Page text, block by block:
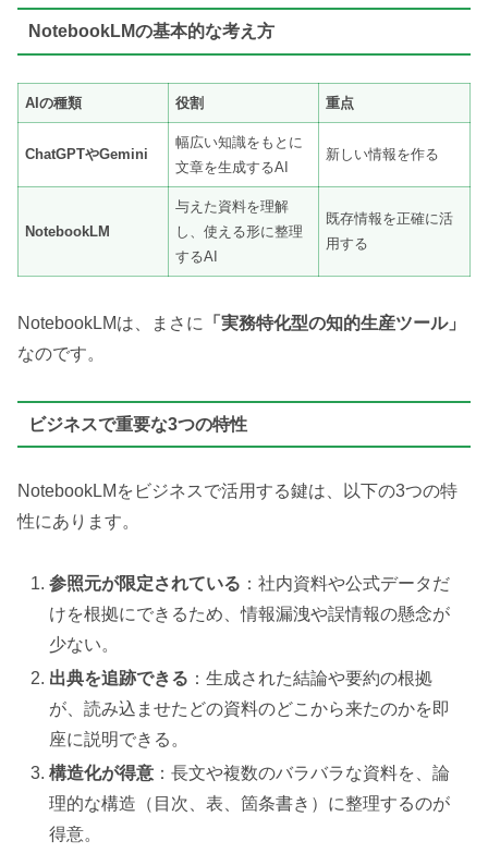
NotebookLMの基本的な考え方
AIの種類 役割 重点
ChatGPTやGemini
幅広い知識をもとに
文章を生成するAI
新しい情報を作る
NotebookLM
与えた資料を理解
し、使える形に整理
するAI
既存情報を正確に活
用する
NotebookLMは、まさに
「実務特化型の知的生産ツール」
なのです。
ビジネスで重要な3つの特性
NotebookLMをビジネスで活用する鍵は、以下の3つの特
性にあります。
参照元が限定されている ：社内資料や公式データだ
けを根拠にできるため、情報漏洩や誤情報の懸念が
少ない。
出典を追跡できる ：生成された結論や要約の根拠
が、読み込ませたどの資料のどこから来たのかを即
座に説明できる。
構造化が得意 ：長文や複数のバラバラな資料を、論
理的な構造（目次、表、箇条書き）に整理するのが
得意。